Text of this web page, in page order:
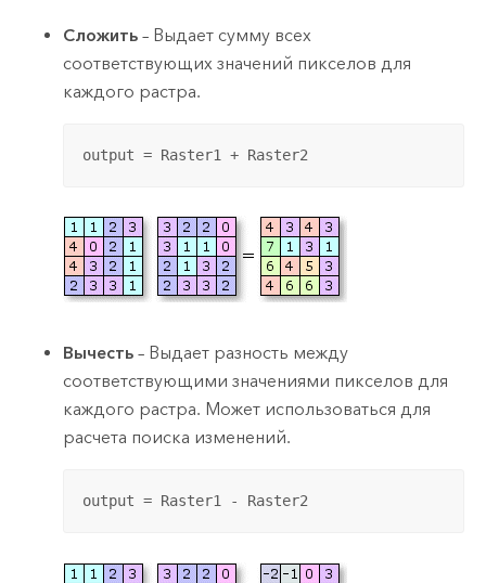
Сложить – Выдает сумму всех
соответствующих значений пикселов для
каждого растра.
output = Raster1 + Raster2
Вычесть – Выдает разность между
соответствующими значениями пикселов для
каждого растра. Может использоваться для
расчета поиска изменений.
output = Raster1 - Raster2